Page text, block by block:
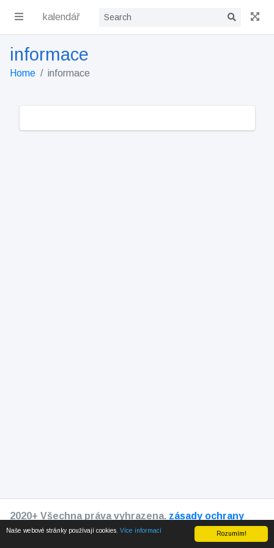
Rozumím!
Naše webové stránky používají cookies. Více informací
kalendář
informace
Home informace
2020+ Všechna práva vyhrazena. zásady ochrany
osobních údajů